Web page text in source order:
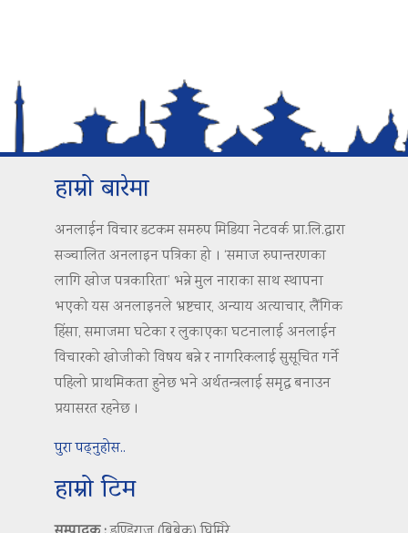
हाम्रो बारेमा
अनलाईन विचार डटकम समरुप मिडिया नेटवर्क प्रा.लि.द्वारा
सञ्चालित अनलाइन पत्रिका हो । ‘समाज रुपान्तरणका
लागि खोज पत्रकारिता’ भन्ने मुल नाराका साथ स्थापना
भएको यस अनलाइनले भ्रष्टचार, अन्याय अत्याचार, लैंगिक
हिंसा, समाजमा घटेका र लुकाएका घटनालाई अनलाईन
विचारको खोजीको विषय बन्ने र नागरिकलाई सुसूचित गर्ने
पहिलो प्राथमिकता हुनेछ भने अर्थतन्त्रलाई समृद्ध बनाउन
प्रयासरत रहनेछ ।
पुरा पढ्नुहोस..
हाम्रो टिम